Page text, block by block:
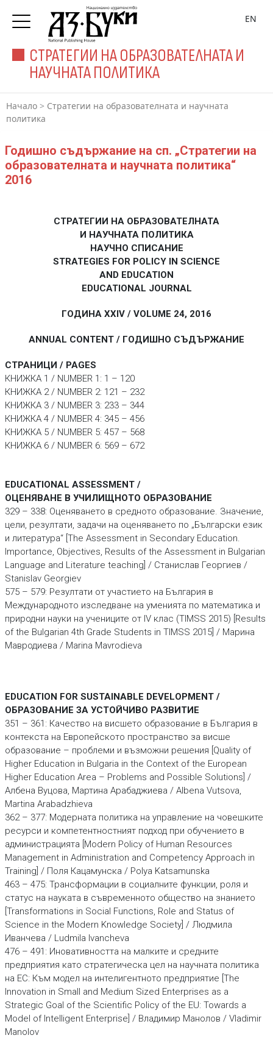
СТРАТЕГИИ НА ОБРАЗОВАТЕЛНАТА И
НАУЧНАТА ПОЛИТИКА
EN
Начало > Стратегии на образователната и научната
политика
Годишно съдържание на сп. „Стратегии на
образователната и научната политика“
2016
СТРАТЕГИИ НА ОБРАЗОВАТЕЛНАТА
И НАУЧНАТА ПОЛИТИКА
НАУЧНО СПИСАНИЕ
STRATEGIES FOR POLICY IN SCIENCE
AND EDUCATION
EDUCATIONAL JOURNAL
ГОДИНА XXIV / VOLUME 24, 2016
ANNUAL CONTENT / ГОДИШНО СЪДЪРЖАНИЕ
СТРАНИЦИ / PAGES
КНИЖКА 1 / NUMBER 1: 1 – 120
КНИЖКА 2 / NUMBER 2: 121 – 232
КНИЖКА 3 / NUMBER 3: 233 – 344
КНИЖКА 4 / NUMBER 4: 345 – 456
КНИЖКА 5 / NUMBER 5: 457 – 568
КНИЖКА 6 / NUMBER 6: 569 – 672
EDUCATIONAL ASSESSMENT /
ОЦЕНЯВАНЕ В УЧИЛИЩНОТО ОБРАЗОВАНИЕ
329 – 338: Оценяването в средното образование. Значение,
цели, резултати, задачи на оценяването по „Български език
и литература“ [The Assessment in Secondary Education.
Importance, Objectives, Results of the Assessment in Bulgarian
Language and Literature teaching] / Станислав Георгиев /
Stanislav Georgiev
575 – 579: Резултати от участието на България в
Международното изследване на уменията по математика и
природни науки на учениците от IV клас (TIMSS 2015) [Results
of the Bulgarian 4th Grade Students in TIMSS 2015] / Марина
Мавродиева / Marina Mavrodieva
EDUCATION FOR SUSTAINABLE DEVELOPMENT /
ОБРАЗОВАНИЕ ЗА УСТОЙЧИВО РАЗВИТИЕ
351 – 361: Качество на висшето образование в България в
контекста на Европейското пространство за висше
образование – проблеми и възможни решения [Quality of
Higher Education in Bulgaria in the Context of the European
Higher Education Area – Problems and Possible Solutions] /
Албена Вуцова, Мартина Арабаджиева / Albena Vutsova,
Martina Arabadzhieva
362 – 377: Модерната политика на управление на човешките
ресурси и компетентностният подход при обучението в
администрацията [Modern Policy of Human Resources
Management in Administration and Competency Approach in
Training] / Поля Кацамунска / Polya Katsamunska
463 – 475: Трансформации в социалните функции, роля и
статус на науката в съв­ременното общество на знанието
[Transformations in Social Functions, Role and Status of
Science in the Modern Knowledge Society] / Людмила
Иванчева / Ludmila Ivancheva
476 – 491: Иновативността на малките и средните
предприятия като стратегическа цел на научната политика
на ЕС: Към модел на интелигентното предприятие [The
Innovation in Small and Medium Sized Enterprises as a
Strategic Goal of the Scientific Policy of the EU: Towards a
Model of Intelligent Enterprise] / Владимир Манолов / Vladimir
Manolov